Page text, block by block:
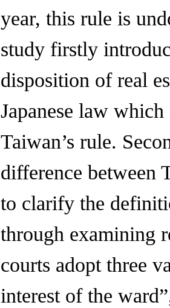
year, this rule is
study firstly
disposition of real
Japanese law
Taiwan’s rule.
difference between
to clarify the
through examining
courts adopt three
interest of the